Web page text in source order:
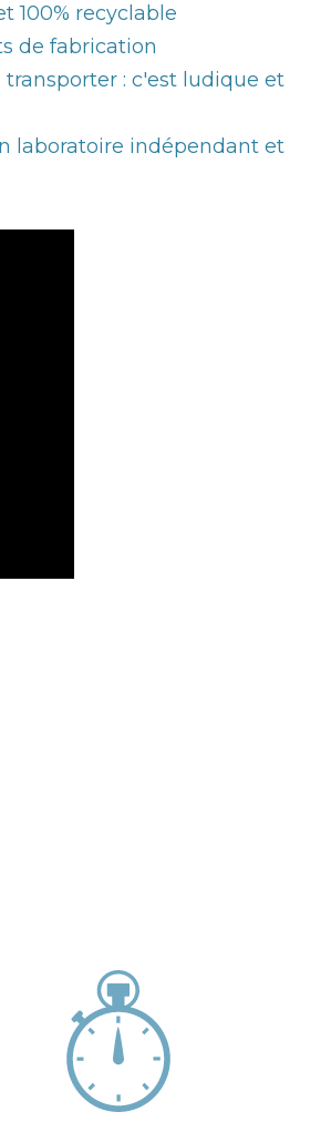
100% recyclable
de fabrication
: c'est ludique et
laboratoire indépendant et